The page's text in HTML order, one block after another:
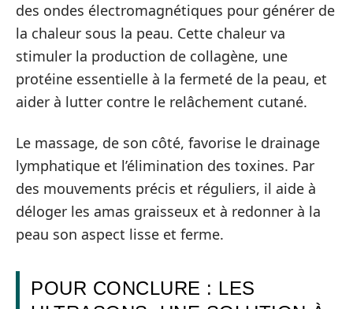
des ondes électromagnétiques pour générer de
la chaleur sous la peau. Cette chaleur va
stimuler la production de collagène, une
protéine essentielle à la fermeté de la peau, et
aider à lutter contre le relâchement cutané.
Le massage, de son côté, favorise le drainage
lymphatique et l’élimination des toxines. Par
des mouvements précis et réguliers, il aide à
déloger les amas graisseux et à redonner à la
peau son aspect lisse et ferme.
POUR CONCLURE : LES